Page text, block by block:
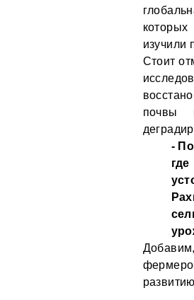
изучили
Стоит
почвы
-